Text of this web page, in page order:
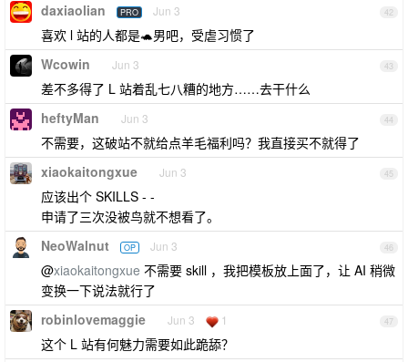
42
daxiaolian PRO Jun 3
喜欢 l 站的人都是🐢男吧，受虐习惯了
43
Wcowin Jun 3
差不多得了 L 站着乱七八糟的地方……去干什么
44
heftyMan Jun 3
不需要，这破站不就给点羊毛福利吗？我直接买不就得了
45
xiaokaitongxue Jun 3
应该出个 SKILLS - -
申请了三次没被鸟就不想看了。
46
NeoWalnut OP Jun 3
@xiaokaitongxue 不需要 skill ，我把模板放上面了，让 AI 稍微
变换一下说法就行了
47
robinlovemaggie Jun 3 1
这个 L 站有何魅力需要如此跪舔？